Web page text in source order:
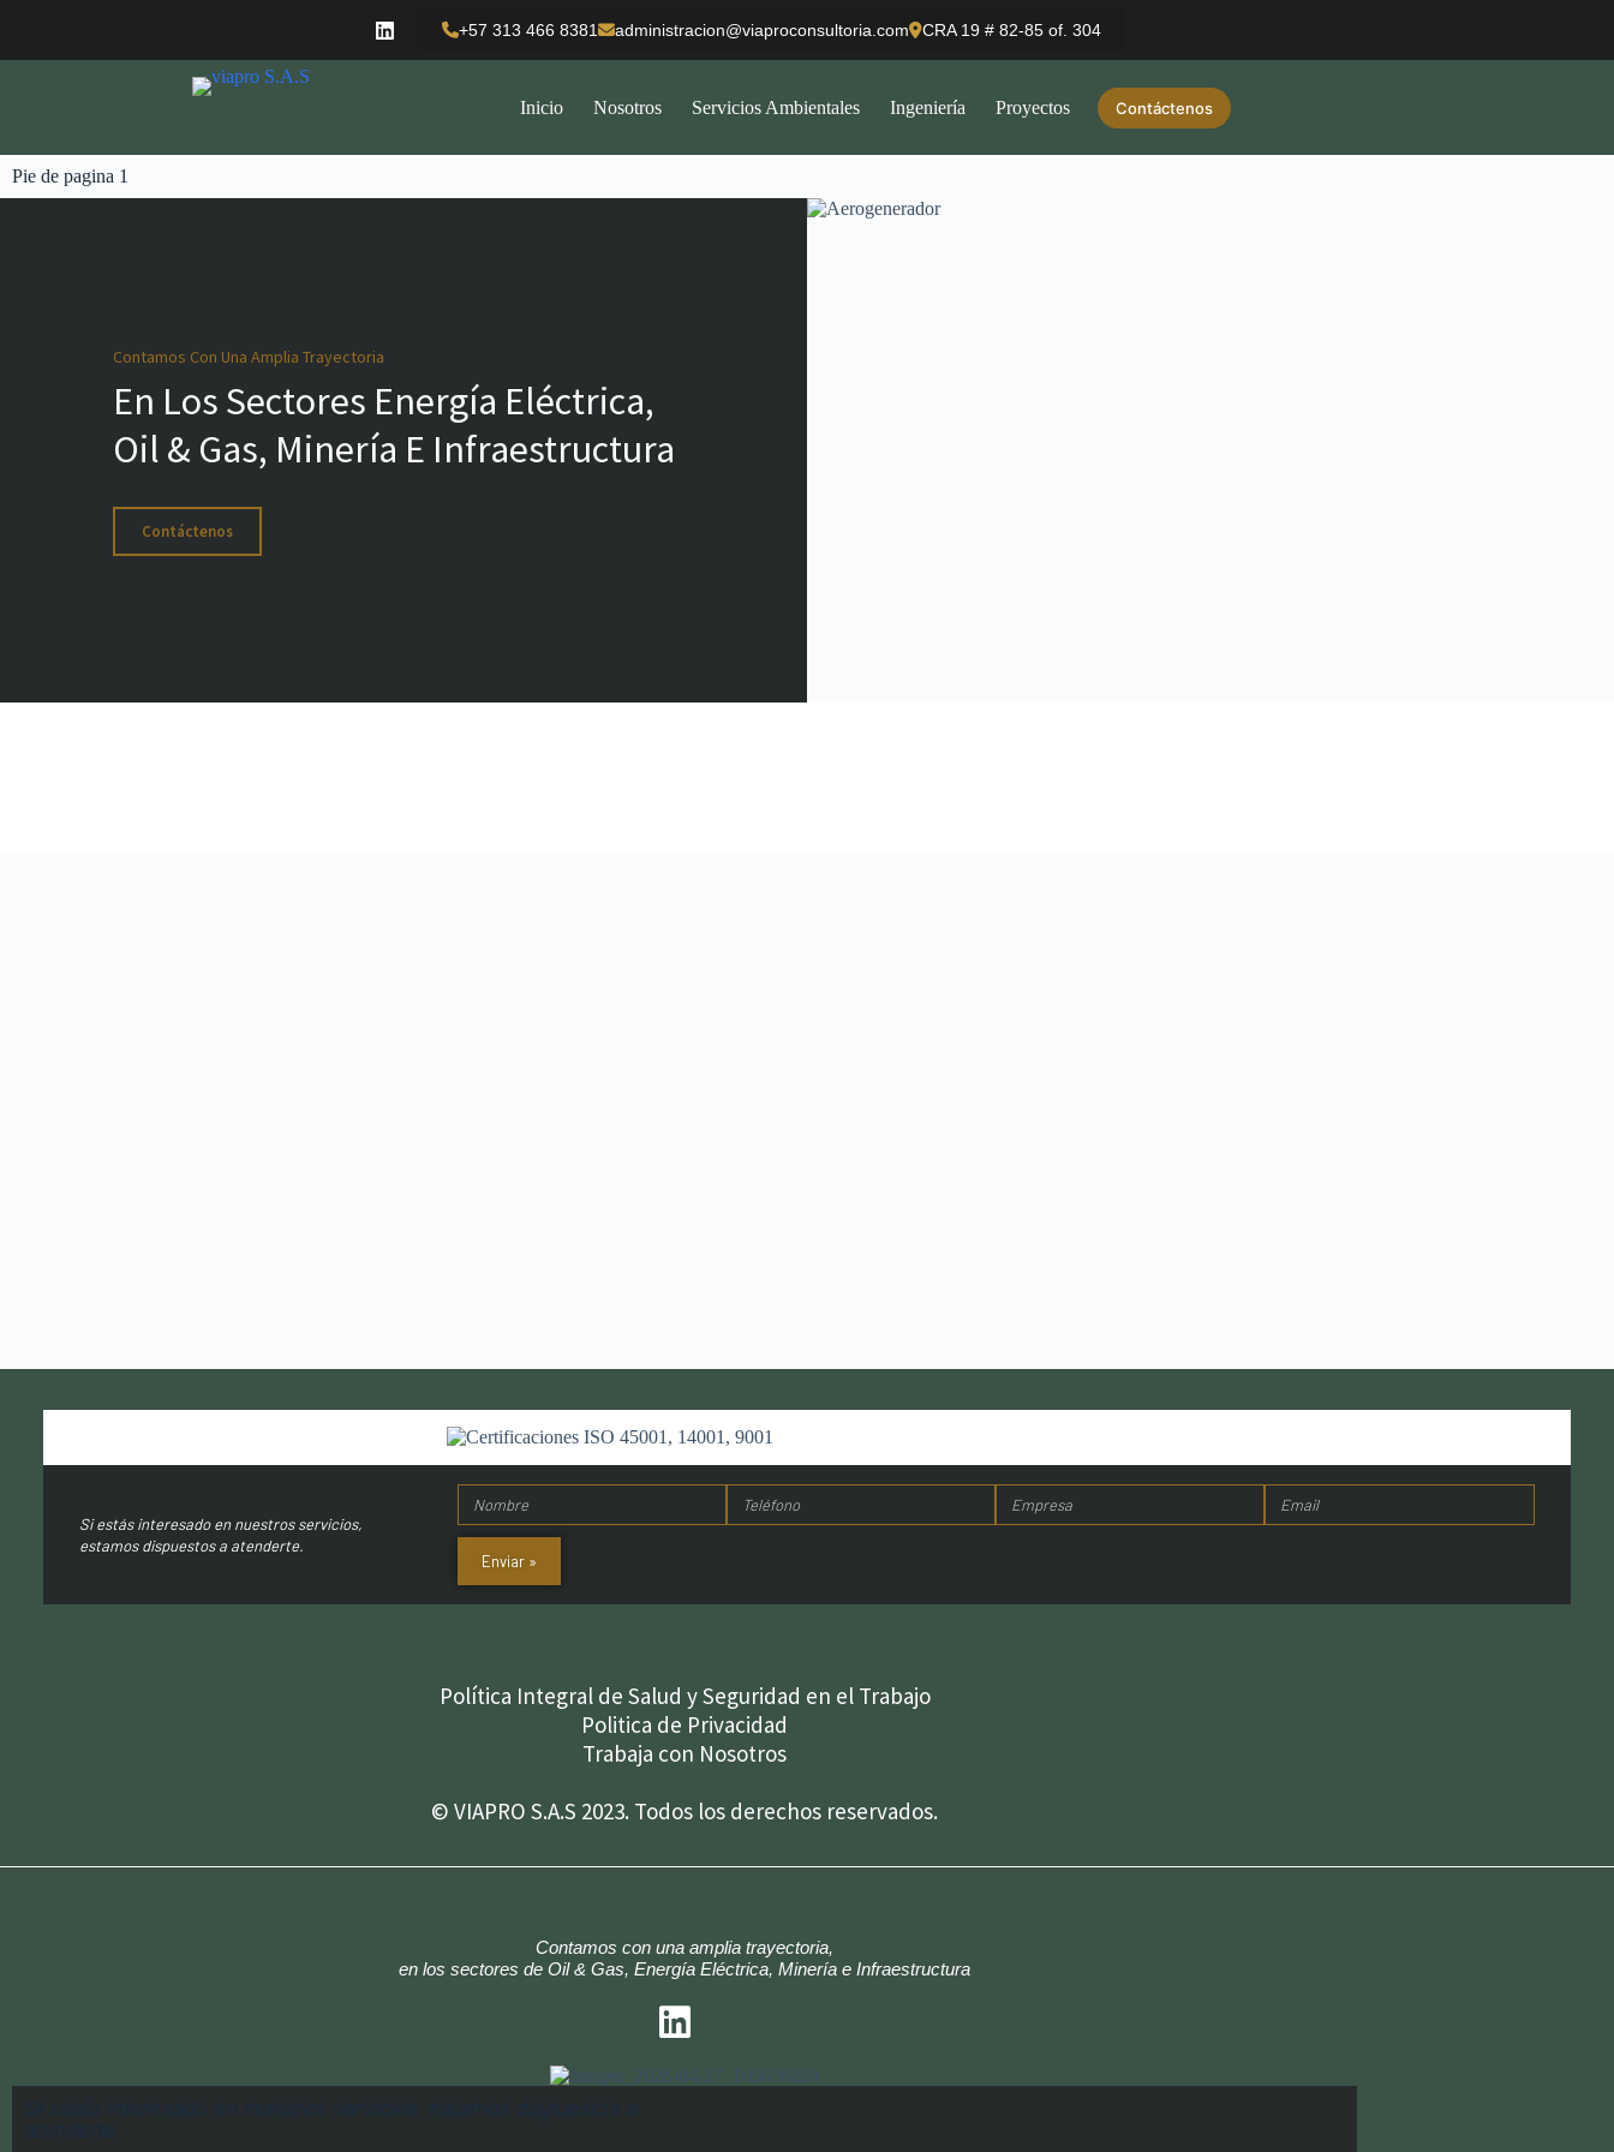
+57 313 466 8381 administracion@viaproconsultoria.com CRA 19 # 82-85 of. 304
Inicio Nosotros Servicios Ambientales Ingeniería Proyectos Contáctenos
Pie de pagina 1
Contamos Con Una Amplia Trayectoria
En Los Sectores Energía Eléctrica,
Oil & Gas, Minería E Infraestructura
Contáctenos
Si estás interesado en nuestros servicios,
estamos dispuestos a atenderte.
Enviar »
Política Integral de Salud y Seguridad en el Trabajo
Politica de Privacidad
Trabaja con Nosotros
© VIAPRO S.A.S 2023. Todos los derechos reservados.
Contamos con una amplia trayectoria,
en los sectores de Oil & Gas, Energía Eléctrica, Minería e Infraestructura